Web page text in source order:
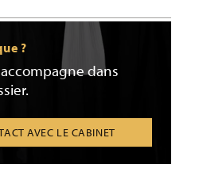
?
dans
AVEC LE CABINET